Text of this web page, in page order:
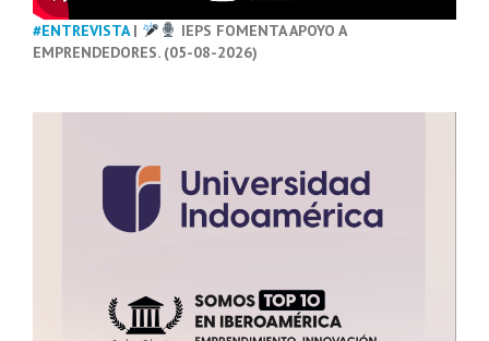
#ENTREVISTA|
IEPS FOMENTA APOYO A
EMPRENDEDORES. (05-08-2026)